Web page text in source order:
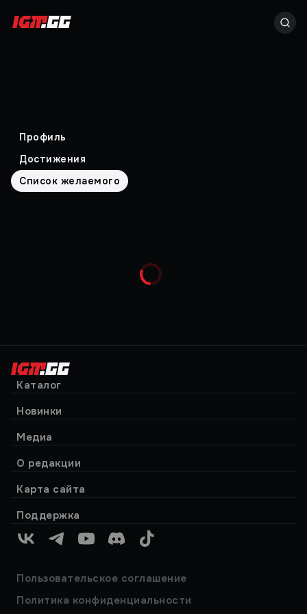
Профиль
Достижения
Список желаемого
Каталог
Новинки
Медиа
О редакции
Карта сайта
Поддержка
VK TelegramYouTubeDiscordTikTok
Пользовательское соглашение
Политика конфиденциальности